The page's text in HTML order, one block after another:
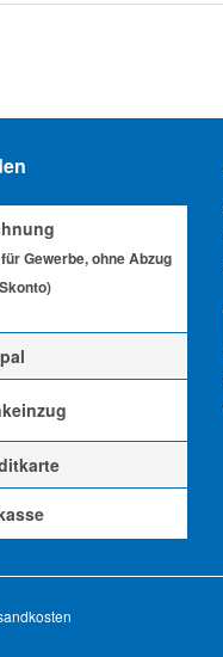
Gewerbe, ohne Abzug